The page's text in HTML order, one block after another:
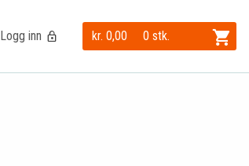
kr. 0,00 0 stk.
Logg inn